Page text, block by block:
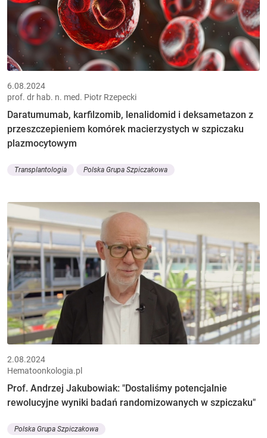
6.08.2024
prof. dr hab. n. med. Piotr Rzepecki
Daratumumab, karfilzomib, lenalidomid i deksametazon z
przeszczepieniem komórek macierzystych w szpiczaku
plazmocytowym
Transplantologia Polska Grupa Szpiczakowa
2.08.2024
Hematoonkologia.pl
Prof. Andrzej Jakubowiak: "Dostaliśmy potencjalnie
rewolucyjne wyniki badań randomizowanych w szpiczaku"
Polska Grupa Szpiczakowa